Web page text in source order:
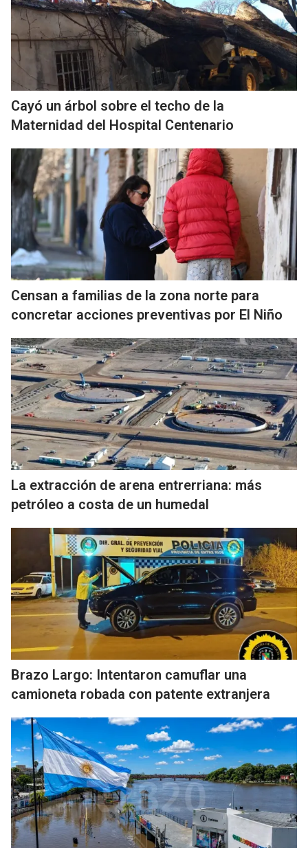
Cayó un árbol sobre el techo de la
Maternidad del Hospital Centenario
Censan a familias de la zona norte para
concretar acciones preventivas por El Niño
La extracción de arena entrerriana: más
petróleo a costa de un humedal
Brazo Largo: Intentaron camuflar una
camioneta robada con patente extranjera